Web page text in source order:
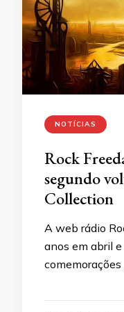
NOTÍCIAS
Rock
segundo
Collection
A web rádio
anos em abril
comemorações